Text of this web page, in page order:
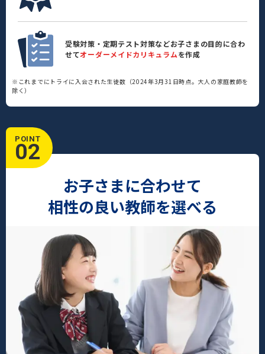
受験対策・定期テスト対策などお子さまの目的に合わ
せてオーダーメイドカリキュラムを作成
※これまでにトライに入会された生徒数（2024年3月31日時点。大人の家庭教師を
除く）
POINT
02
お子さまに合わせて
相性の良い教師を選べる